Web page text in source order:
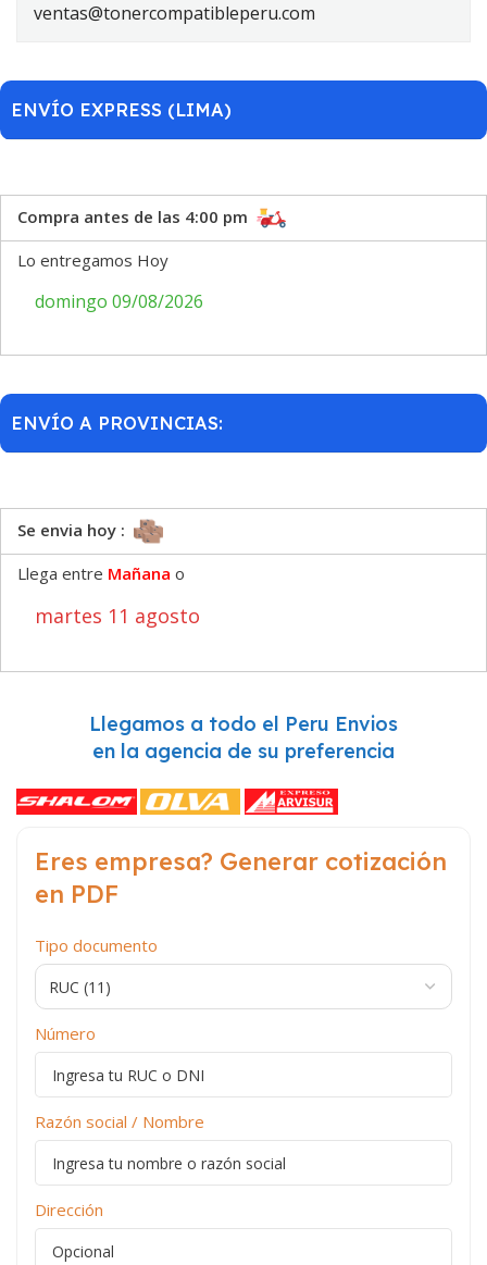
ventas@tonercompatibleperu.com
ENVÍO EXPRESS (LIMA)
Compra antes de las 4:00 pm
Lo entregamos Hoy
domingo 09/08/2026
ENVÍO A PROVINCIAS:
Se envia hoy :
Llega entre Mañana o
martes 11 agosto
Llegamos a todo el Peru Envios
en la agencia de su preferencia
Eres empresa? Generar cotización
en PDF
Tipo documento
Número
Razón social / Nombre
Dirección